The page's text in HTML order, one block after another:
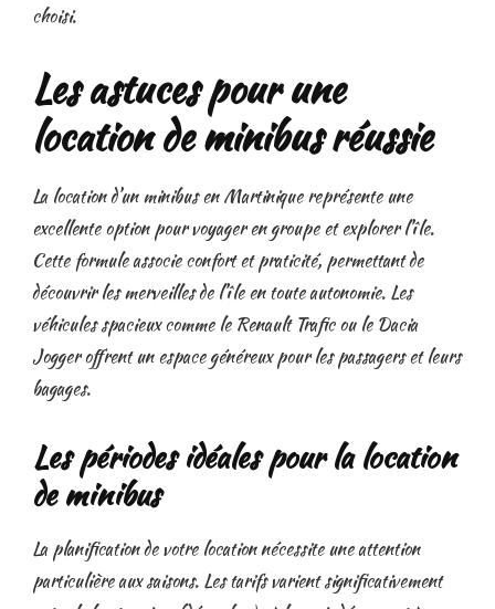
choisi.
Les astuces pour une
location de minibus réussie
La location d’un minibus en Martinique représente une
excellente option pour voyager en groupe et explorer l’île.
Cette formule associe confort et praticité, permettant de
découvrir les merveilles de l’île en toute autonomie. Les
véhicules spacieux comme le Renault Trafic ou le Dacia
Jogger offrent un espace généreux pour les passagers et leurs
bagages.
Les périodes idéales pour la location
de minibus
La planification de votre location nécessite une attention
particulière aux saisons. Les tarifs varient significativement